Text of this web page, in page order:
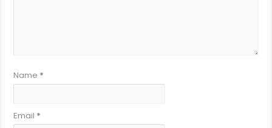
Name *
Email *